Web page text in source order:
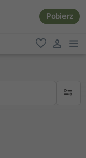
Pobierz
ulubione
brak